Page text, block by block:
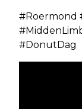
#Roermond
#DonutDag